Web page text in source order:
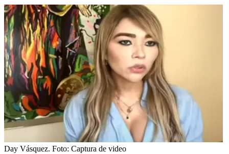
Day Vásquez. Foto: Captura de video